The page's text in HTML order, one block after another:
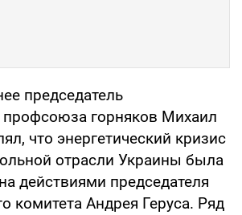
председатель
горняков Михаил
что энергетический кризис
отрасли Украины была
действиями председателя
комитета Андрея Геруса. Ряд